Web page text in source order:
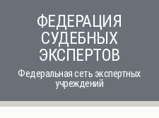
ФЕДЕРАЦИЯ
СУДЕБНЫХ
ЭКСПЕРТОВ
Федеральная сеть экспертных
учреждений